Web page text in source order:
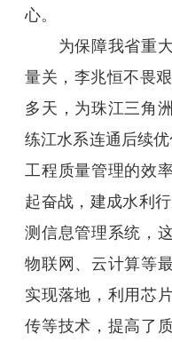
心。
为保障我省重大
量关，李兆恒不畏
多天，为珠江三角
练江水系连通后续
工程质量管理的效
起奋战，建成水利
测信息管理系统，
物联网、云计算等
实现落地，利用芯
传等技术，提高了